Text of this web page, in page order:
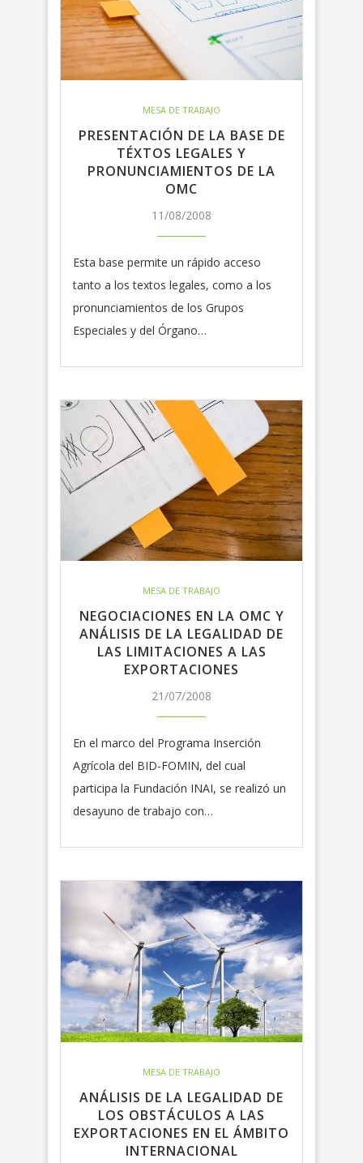
MESA DE TRABAJO
PRESENTACIÓN DE LA BASE DE
TÉXTOS LEGALES Y
PRONUNCIAMIENTOS DE LA
OMC
11/08/2008
Esta base permite un rápido acceso
tanto a los textos legales, como a los
pronunciamientos de los Grupos
Especiales y del Órgano…
MESA DE TRABAJO
NEGOCIACIONES EN LA OMC Y
ANÁLISIS DE LA LEGALIDAD DE
LAS LIMITACIONES A LAS
EXPORTACIONES
21/07/2008
En el marco del Programa Inserción
Agrícola del BID-FOMIN, del cual
participa la Fundación INAI, se realizó un
desayuno de trabajo con…
MESA DE TRABAJO
ANÁLISIS DE LA LEGALIDAD DE
LOS OBSTÁCULOS A LAS
EXPORTACIONES EN EL ÁMBITO
INTERNACIONAL